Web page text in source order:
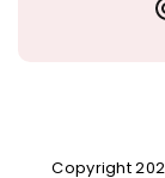
Copyright